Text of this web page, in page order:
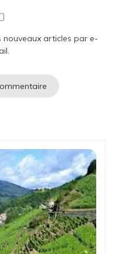
nouveaux articles par e-